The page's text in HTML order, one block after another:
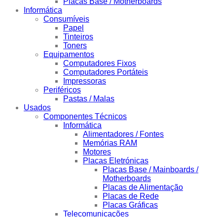
Informática
Consumíveis
Papel
Tinteiros
Toners
Equipamentos
Computadores Fixos
Computadores Portáteis
Impressoras
Periféricos
Pastas / Malas
Usados
Componentes Técnicos
Informática
Alimentadores / Fontes
Memórias RAM
Motores
Placas Eletrónicas
Placas Base / Mainboards /
Motherboards
Placas de Alimentação
Placas de Rede
Placas Gráficas
Telecomunicações